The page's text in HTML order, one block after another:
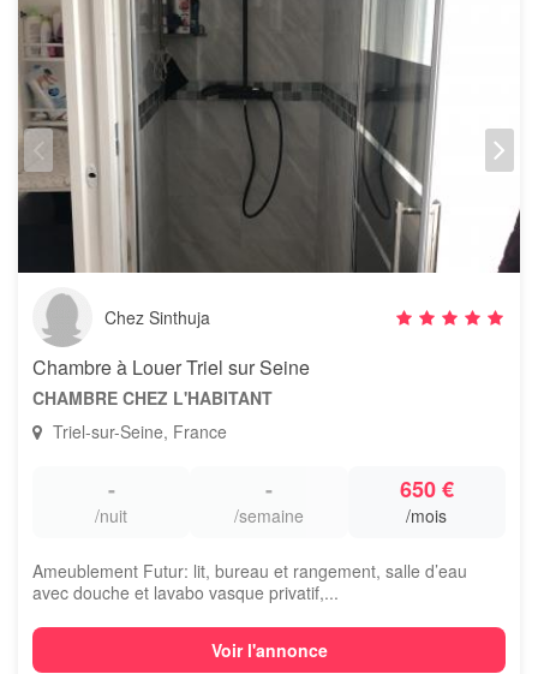
Chez Sinthuja
Chambre à Louer Triel sur Seine
CHAMBRE CHEZ L'HABITANT
Triel-sur-Seine, France
-
/nuit
-
/semaine
650 €
/mois
Ameublement Futur: lit, bureau et rangement, salle d’eau
avec douche et lavabo vasque privatif,...
Voir l'annonce